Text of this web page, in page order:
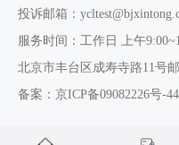
投诉邮箱：
服务时间：工作日 上午
北京市丰台区成寿寺路11号
备案：京ICP备09082226号-44